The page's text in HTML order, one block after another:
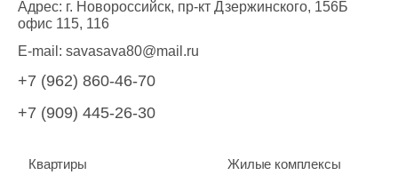
Адрес: г. Новороссийск, пр-кт Дзержинского, 156Б
офис 115, 116
E-mail: savasava80@mail.ru
+7 (962) 860-46-70
+7 (909) 445-26-30
Квартиры
Жилые комплексы